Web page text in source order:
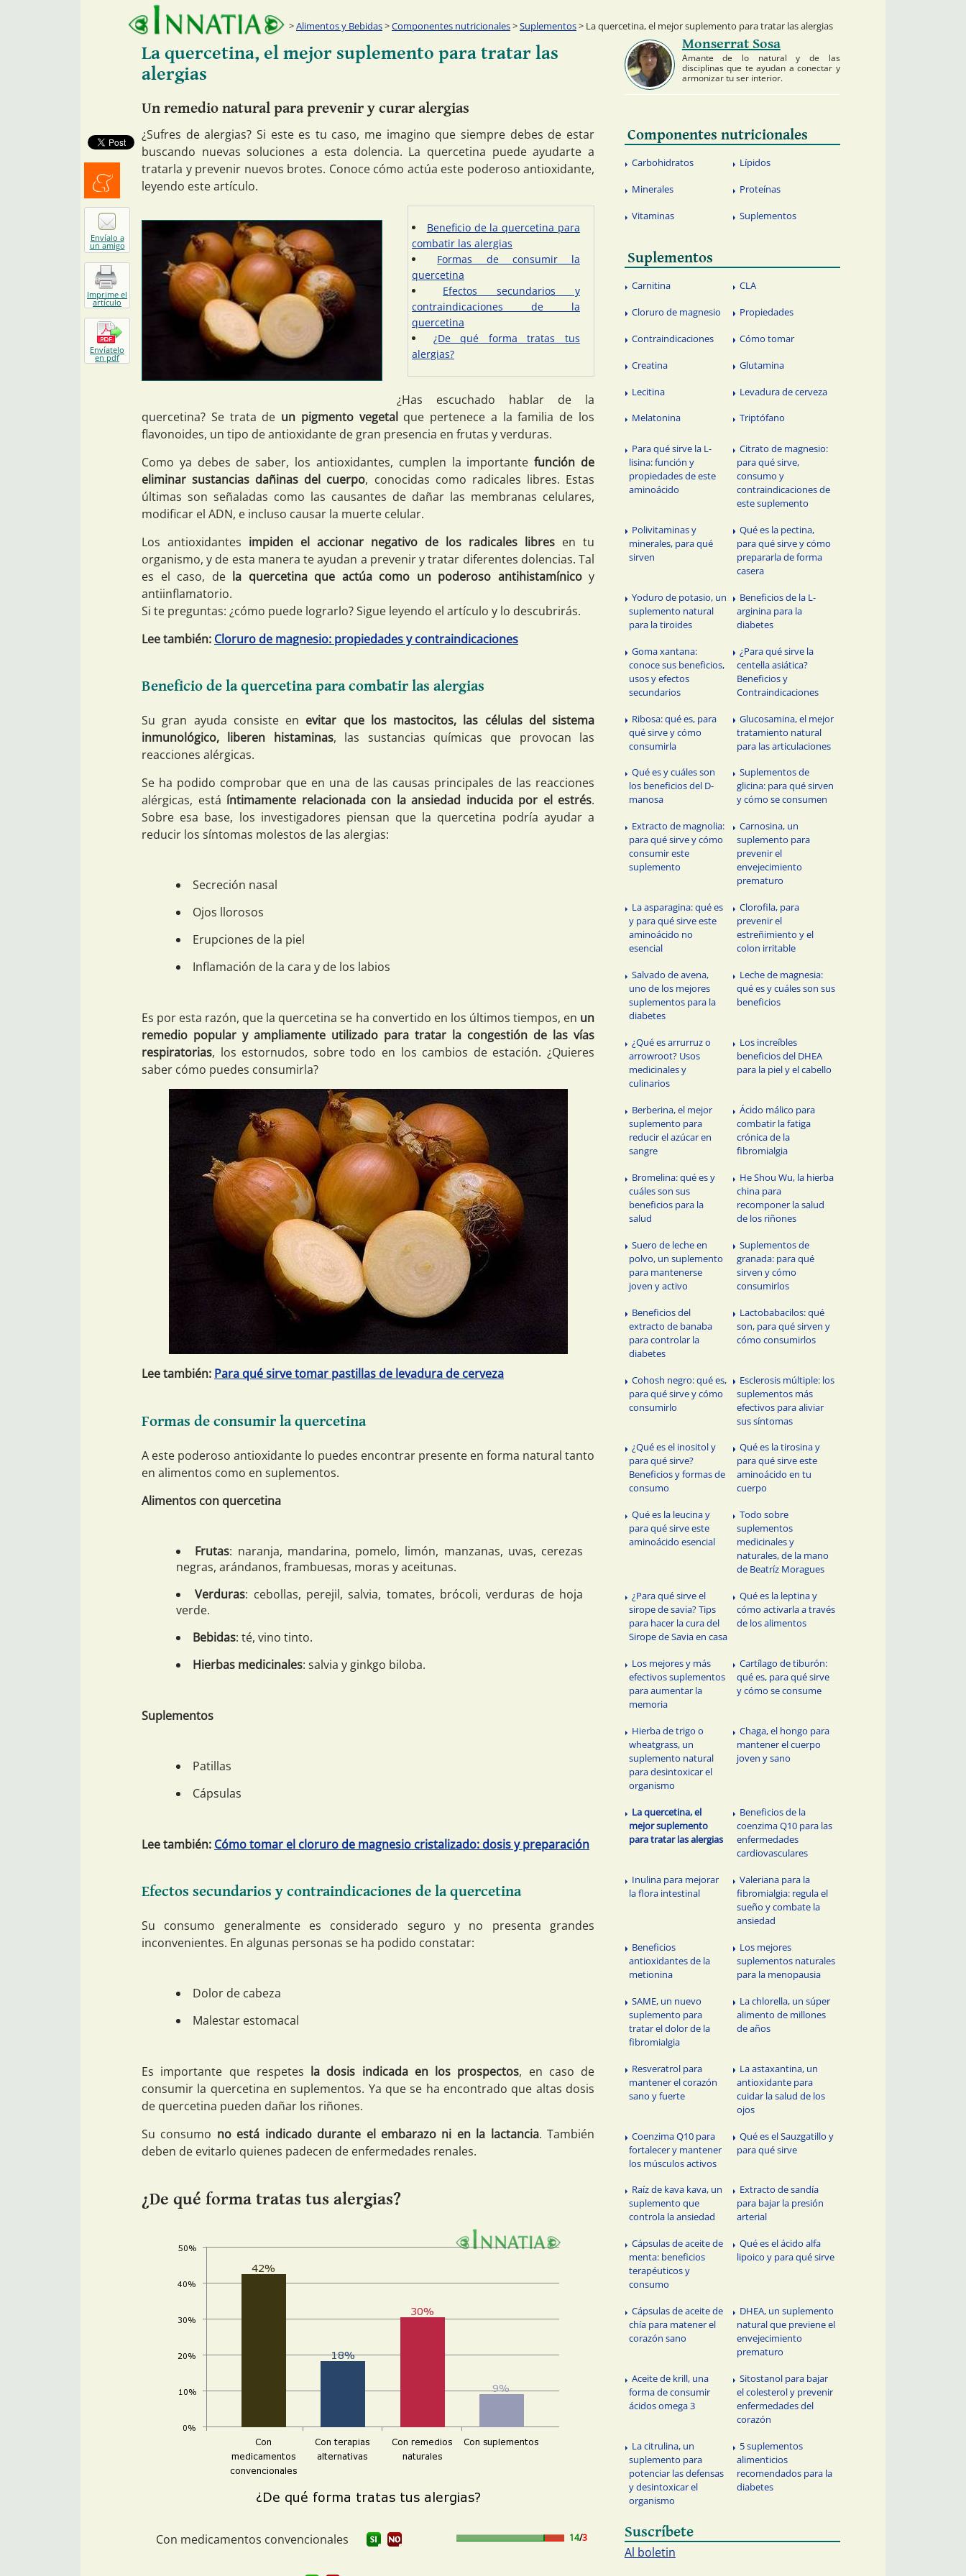
Alimentos y Bebidas>Componentes nutricionales>Suplementos> La quercetina, el mejor suplemento para tratar las alergias
La quercetina, el mejor suplemento para tratar las
alergias
Un remedio natural para prevenir y curar alergias
¿Sufres de alergias? Si este es tu caso, me imagino que siempre debes de estar
buscando nuevas soluciones a esta dolencia. La quercetina puede ayudarte a
tratarla y prevenir nuevos brotes. Conoce cómo actúa este poderoso antioxidante,
leyendo este artículo.
Beneficio de la quercetina para
combatir las alergias
Formas de consumir la
quercetina
Efectos secundarios y
contraindicaciones de la
quercetina
¿De qué forma tratas tus
alergias?
¿Has escuchado hablar de la
quercetina? Se trata de un pigmento vegetalque pertenece a la familia de los
flavonoides, un tipo de antioxidante de gran presencia en frutas y verduras.
Como ya debes de saber, los antioxidantes, cumplen la importantefunción de
eliminar sustancias dañinas del cuerpo, conocidas como radicales libres. Estas
últimas son señaladas como las causantes de dañar las membranas celulares,
modificar el ADN, e incluso causar la muerte celular.
Los antioxidantes impiden el accionar negativo de los radicales libres en tu
organismo, y de esta manera te ayudan a prevenir y tratar diferentes dolencias. Tal
es el caso, de la quercetina que actúa como un poderoso antihistamínicoy
antiinflamatorio.
Si te preguntas: ¿cómo puede lograrlo? Sigue leyendo el artículo y lo descubrirás.
Lee también: Cloruro de magnesio: propiedades y contraindicaciones
Beneficio de la quercetina para combatir las alergias
Su gran ayuda consiste en evitar que los mastocitos, las células del sistema
inmunológico, liberen histaminas, las sustancias químicas que provocan las
reacciones alérgicas.
Se ha podido comprobar que en una de las causas principales de las reacciones
alérgicas, está íntimamente relacionada con la ansiedad inducida por el estrés.
Sobre esa base, los investigadores piensan que la quercetina podría ayudar a
reducir los síntomas molestos de las alergias:
Secreción nasal
Ojos llorosos
Erupciones de la piel
Inflamación de la cara y de los labios
Es por esta razón, que la quercetina se ha convertido en los últimos tiempos, en un
remedio popular y ampliamente utilizado para tratar la congestión de las vías
respiratorias, los estornudos, sobre todo en los cambios de estación. ¿Quieres
saber cómo puedes consumirla?
Lee también: Para qué sirve tomar pastillas de levadura de cerveza
Formas de consumir la quercetina
A este poderoso antioxidante lo puedes encontrar presente en forma natural tanto
en alimentos como en suplementos.
Alimentos con quercetina
Frutas: naranja, mandarina, pomelo, limón, manzanas, uvas, cerezas
negras, arándanos, frambuesas, moras y aceitunas.
Verduras: cebollas, perejil, salvia, tomates, brócoli, verduras de hoja
verde.
Bebidas: té, vino tinto.
Hierbas medicinales: salvia y ginkgo biloba.
Suplementos
Patillas
Cápsulas
Lee también: Cómo tomar el cloruro de magnesio cristalizado: dosis y preparación
Efectos secundarios y contraindicaciones de la quercetina
Su consumo generalmente es considerado seguro y no presenta grandes
inconvenientes. En algunas personas se ha podido constatar:
Dolor de cabeza
Malestar estomacal
Es importante que respetes la dosis indicada en los prospectos, en caso de
consumir la quercetina en suplementos. Ya que se ha encontrado que altas dosis
de quercetina pueden dañar los riñones.
Su consumo no está indicado durante el embarazo ni en la lactancia. También
deben de evitarlo quienes padecen de enfermedades renales.
¿De qué forma tratas tus alergias?
Con medicamentos convencionales 14/3
Monserrat Sosa
Amante de lo natural y de las
disciplinas que te ayudan a conectar y
armonizar tu ser interior.
Componentes nutricionales
Carbohidratos Lípidos
Minerales Proteínas
Vitaminas Suplementos
Suplementos
Carnitina CLA
Cloruro de magnesio Propiedades
Contraindicaciones Cómo tomar
Creatina Glutamina
Lecitina Levadura de cerveza
Melatonina Triptófano
Para qué sirve la L-
lisina: función y
propiedades de este
aminoácido
Citrato de magnesio:
para qué sirve,
consumo y
contraindicaciones de
este suplemento
Polivitaminas y
minerales, para qué
sirven
Qué es la pectina,
para qué sirve y cómo
prepararla de forma
casera
Yoduro de potasio, un
suplemento natural
para la tiroides
Beneficios de la L-
arginina para la
diabetes
Goma xantana:
conoce sus beneficios,
usos y efectos
secundarios
¿Para qué sirve la
centella asiática?
Beneficios y
Contraindicaciones
Ribosa: qué es, para
qué sirve y cómo
consumirla
Glucosamina, el mejor
tratamiento natural
para las articulaciones
Qué es y cuáles son
los beneficios del D-
manosa
Suplementos de
glicina: para qué sirven
y cómo se consumen
Extracto de magnolia:
para qué sirve y cómo
consumir este
suplemento
Carnosina, un
suplemento para
prevenir el
envejecimiento
prematuro
La asparagina: qué es
y para qué sirve este
aminoácido no
esencial
Clorofila, para
prevenir el
estreñimiento y el
colon irritable
Salvado de avena,
uno de los mejores
suplementos para la
diabetes
Leche de magnesia:
qué es y cuáles son sus
beneficios
¿Qué es arrurruz o
arrowroot? Usos
medicinales y
culinarios
Los increíbles
beneficios del DHEA
para la piel y el cabello
Berberina, el mejor
suplemento para
reducir el azúcar en
sangre
Ácido málico para
combatir la fatiga
crónica de la
fibromialgia
Bromelina: qué es y
cuáles son sus
beneficios para la
salud
He Shou Wu, la hierba
china para
recomponer la salud
de los riñones
Suero de leche en
polvo, un suplemento
para mantenerse
joven y activo
Suplementos de
granada: para qué
sirven y cómo
consumirlos
Beneficios del
extracto de banaba
para controlar la
diabetes
Lactobabacilos: qué
son, para qué sirven y
cómo consumirlos
Cohosh negro: qué es,
para qué sirve y cómo
consumirlo
Esclerosis múltiple: los
suplementos más
efectivos para aliviar
sus síntomas
¿Qué es el inositol y
para qué sirve?
Beneficios y formas de
consumo
Qué es la tirosina y
para qué sirve este
aminoácido en tu
cuerpo
Qué es la leucina y
para qué sirve este
aminoácido esencial
Todo sobre
suplementos
medicinales y
naturales, de la mano
de Beatríz Moragues
¿Para qué sirve el
sirope de savia? Tips
para hacer la cura del
Sirope de Savia en casa
Qué es la leptina y
cómo activarla a través
de los alimentos
Los mejores y más
efectivos suplementos
para aumentar la
memoria
Cartílago de tiburón:
qué es, para qué sirve
y cómo se consume
Hierba de trigo o
wheatgrass, un
suplemento natural
para desintoxicar el
organismo
Chaga, el hongo para
mantener el cuerpo
joven y sano
La quercetina, el
mejor suplemento
para tratar las alergias
Beneficios de la
coenzima Q10 para las
enfermedades
cardiovasculares
Inulina para mejorar
la flora intestinal
Valeriana para la
fibromialgia: regula el
sueño y combate la
ansiedad
Beneficios
antioxidantes de la
metionina
Los mejores
suplementos naturales
para la menopausia
SAME, un nuevo
suplemento para
tratar el dolor de la
fibromialgia
La chlorella, un súper
alimento de millones
de años
Resveratrol para
mantener el corazón
sano y fuerte
La astaxantina, un
antioxidante para
cuidar la salud de los
ojos
Coenzima Q10 para
fortalecer y mantener
los músculos activos
Qué es el Sauzgatillo y
para qué sirve
Raíz de kava kava, un
suplemento que
controla la ansiedad
Extracto de sandía
para bajar la presión
arterial
Cápsulas de aceite de
menta: beneficios
terapéuticos y
consumo
Qué es el ácido alfa
lipoico y para qué sirve
Cápsulas de aceite de
chía para matener el
corazón sano
DHEA, un suplemento
natural que previene el
envejecimiento
prematuro
Aceite de krill, una
forma de consumir
ácidos omega 3
Sitostanol para bajar
el colesterol y prevenir
enfermedades del
corazón
La citrulina, un
suplemento para
potenciar las defensas
y desintoxicar el
organismo
5 suplementos
alimenticios
recomendados para la
diabetes
Suscríbete
Al boletin
Menéalo
Envíalo a
un amigo
Imprime el
artículo
Envíatelo
en pdf